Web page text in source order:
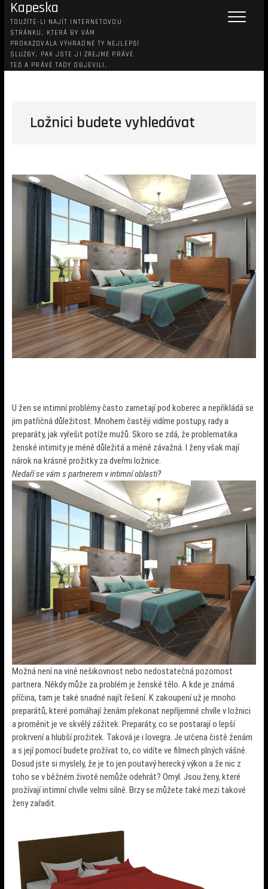
Kapeska
TOUŽÍTE-LI NAJÍT INTERNETOVOU
STRÁNKU, KTERÁ BY VÁM
PROKAZOVALA VÝHRADNĚ TY NEJLEPŠÍ
SLUŽBY, PAK JSTE JI ZŘEJMĚ PRÁVĚ
TEĎ A PRÁVĚ TADY OBJEVILI.
Ložnici budete vyhledávat
U žen se intimní problémy často zametají pod koberec a nepřikládá se
jim patřičná důležitost. Mnohem častěji vidíme postupy, rady a
preparáty, jak vyřešit potíže mužů. Skoro se zdá, že problematika
ženské intimity je méně důležitá a méně závažná. I ženy však mají
nárok na krásné prožitky za dveřmi ložnice.
Nedaří se vám s partnerem v intimní oblasti?
Možná není na vině nešikovnost nebo nedostatečná pozornost
partnera. Někdy může za problém je ženské tělo. A kde je známá
příčina, tam je také snadné najít řešení. K zakoupení už je mnoho
preparátů, které pomáhají ženám překonat nepříjemné chvíle v ložnici
a proměnit je ve skvělý zážitek. Preparáty, co se postarají o lepší
prokrvení a hlubší prožitek. Taková je i lovegra. Je určena čistě ženám
a s její pomocí budete prožívat to, co vidíte ve filmech plných vášně.
Dosud jste si myslely, že je to jen poutavý herecký výkon a že nic z
toho se v běžném životě nemůže odehrát? Omyl. Jsou ženy, které
prožívají intimní chvíle velmi silně. Brzy se můžete také mezi takové
ženy zařadit.